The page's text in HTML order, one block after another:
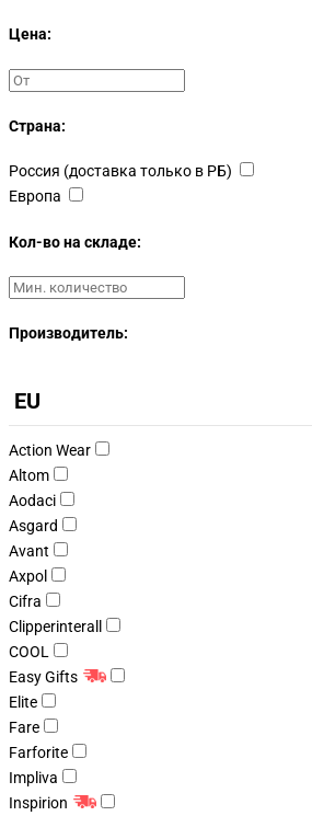
Цена:
Страна:
Россия (доставка только в РБ)
Европа
Кол-во на складе:
Производитель:
EU
Action Wear
Altom
Aodaci
Asgard
Avant
Axpol
Cifra
Clipperinterall
COOL
Easy Gifts
Elite
Fare
Farforite
Impliva
Inspirion